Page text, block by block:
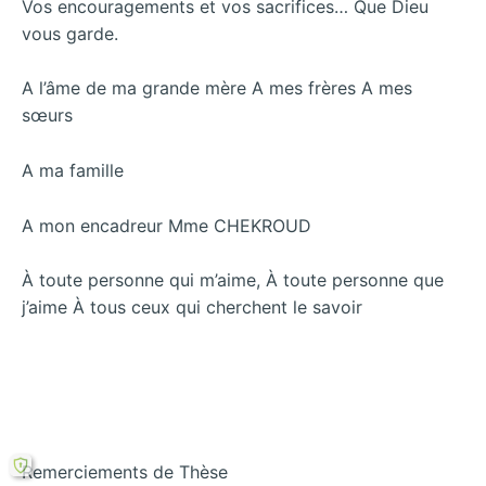
Vos encouragements et vos sacrifices… Que Dieu
vous garde.
A l’âme de ma grande mère A mes frères A mes
sœurs
A ma famille
A mon encadreur Mme CHEKROUD
À toute personne qui m’aime, À toute personne que
j’aime À tous ceux qui cherchent le savoir
Remerciements de Thèse